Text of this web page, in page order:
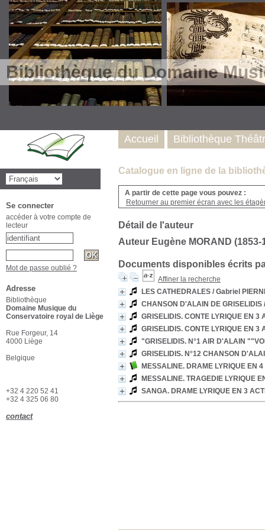
Bibliothèque du Domaine
Catalogue en ligne de la
A partir de cette page vous pouvez :
Retourner au premier écran avec les
Détail de l'auteur
Auteur Eugène MORAND (1853-
Documents disponibles écrits
Affiner la recherche
LES CATHEDRALES / Gabriel
CHANSON D'ALAIN DE GRISELIDIS
GRISELIDIS. CONTE LYRIQUE EN 3
GRISELIDIS. CONTE LYRIQUE EN 3
"GRISELIDIS. N°1 AIR D'ALAIN
GRISELIDIS. N°12 CHANSON
MESSALINE. DRAME LYRIQUE EN
MESSALINE. TRAGEDIE LYRIQUE
SANGA. DRAME LYRIQUE EN 3
Accueil Bibliothèque
Se connecter
accéder à votre compte de
lecteur
Mot de passe oublié ?
Adresse
Bibliothèque
Domaine Musique du
Conservatoire royal de Liège
Rue Forgeur, 14
4000 Liège
Belgique
+32 4 220 52 41
+32 4 325 06 80
contact